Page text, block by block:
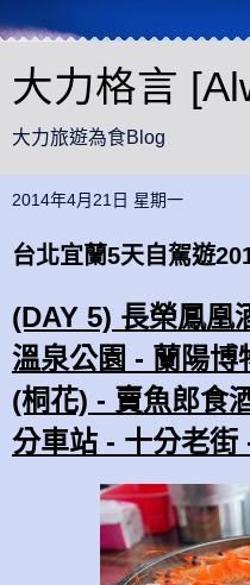
大力格言
大力旅遊為食Blog
2014年4月21日 星期一
台北宜蘭5天自駕遊
(DAY 5) 長榮鳳
溫泉公園 - 蘭陽博
(桐花) - 賣魚郎食
分車站 - 十分老街